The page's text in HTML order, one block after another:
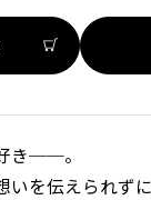
き──。
いを伝えられず